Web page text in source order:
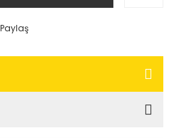
Paylaş